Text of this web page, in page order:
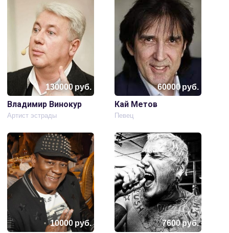
130000руб.
Владимир Винокур
Артист эстрады
60000руб.
Кай Метов
Певец
10000руб. 7600руб.